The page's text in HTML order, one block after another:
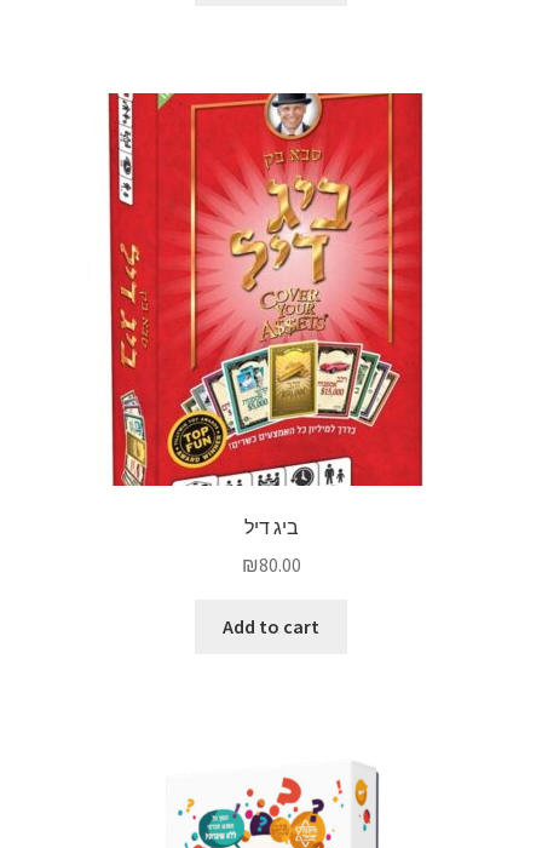
ביג דיל
₪80.00
Add to cart